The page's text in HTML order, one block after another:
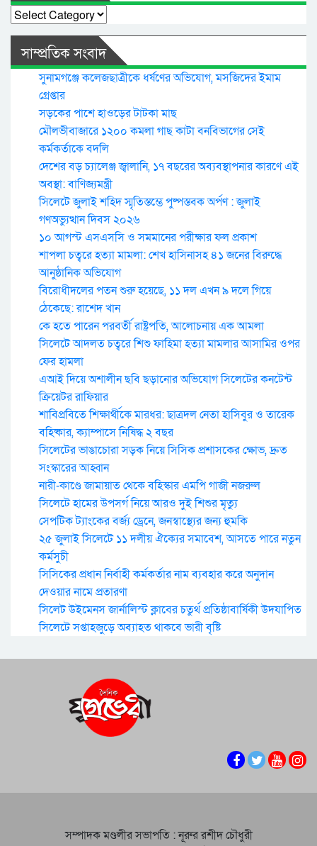
Categories
সাম্প্রতিক সংবাদ
সুনামগঞ্জে কলেজছাত্রীকে ধর্ষণের অভিযোগ, মসজিদের ইমাম
গ্রেপ্তার
সড়কের পাশে হাওড়ের টাটকা মাছ
মৌলভীবাজারে ১২০০ কমলা গাছ কাটা বনবিভাগের সেই
কর্মকর্তাকে বদলি
দেশের বড় চ্যালেঞ্জ জ্বালানি, ১৭ বছরের অব্যবস্থাপনার কারণে এই
অবস্থা: বাণিজ্যমন্ত্রী
সিলেটে জুলাই শহিদ স্মৃতিস্তম্ভে পুষ্পস্তবক অর্পণ : জুলাই
গণঅভ্যুত্থান দিবস ২০২৬
১০ আগস্ট এসএসসি ও সমমানের পরীক্ষার ফল প্রকাশ
শাপলা চত্বরে হত্যা মামলা: শেখ হাসিনাসহ ৪১ জনের বিরুদ্ধে
আনুষ্ঠানিক অভিযোগ
বিরোধীদলের পতন শুরু হয়েছে, ১১ দল এখন ৯ দলে গিয়ে
ঠেকেছে: রাশেদ খান
কে হতে পারেন পরবর্তী রাষ্ট্রপতি, আলোচনায় এক আমলা
সিলেটে আদলত চত্বরে শিশু ফাহিমা হত্যা মামলার আসামির ওপর
ফের হামলা
এআই দিয়ে অশালীন ছবি ছড়ানোর অভিযোগ সিলেটের কনটেন্ট
ক্রিয়েটর রাফিয়ার
শাবিপ্রবিতে শিক্ষার্থীকে মারধর: ছাত্রদল নেতা হাসিবুর ও তারেক
বহিষ্কার, ক্যাম্পাসে নিষিদ্ধ ২ বছর
সিলেটের ভাঙাচোরা সড়ক নিয়ে সিসিক প্রশাসকের ক্ষোভ, দ্রুত
সংস্কারের আহ্বান
নারী-কাণ্ডে জামায়াত থেকে বহিস্কার এমপি গাজী নজরুল
সিলেটে হামের উপসর্গ নিয়ে আরও দুই শিশুর মৃত্যু
সেপটিক ট্যাংকের বর্জ্য ড্রেনে, জনস্বাস্থ্যের জন্য হুমকি
২৫ জুলাই সিলেটে ১১ দলীয় ঐক্যের সমাবেশ, আসতে পারে নতুন
কর্মসুচী
সিসিকের প্রধান নির্বাহী কর্মকর্তার নাম ব্যবহার করে অনুদান
দেওয়ার নামে প্রতারণা
সিলেট উইমেনস জার্নালিস্ট ক্লাবের চতুর্থ প্রতিষ্ঠাবার্ষিকী উদযাপিত
সিলেটে সপ্তাহজুড়ে অব্যাহত থাকবে ভারী বৃষ্টি
সম্পাদক মণ্ডলীর সভাপতি : নূরুর রশীদ চৌধুরী